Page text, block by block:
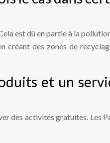
est dû en partie à la
des zones de
et un
des activités gratuites. Les